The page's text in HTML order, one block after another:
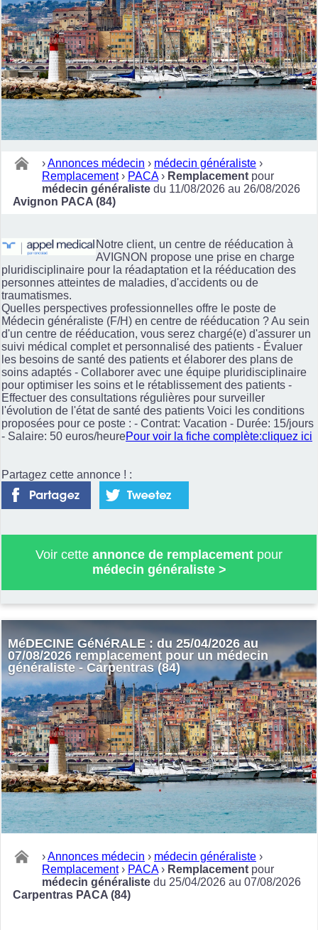
›Annonces médecin › médecin généraliste ›
Remplacement › PACA › Remplacement pour
médecin généraliste du 11/08/2026 au 26/08/2026
Avignon PACA (84)
Notre client, un centre de rééducation à
AVIGNON propose une prise en charge
pluridisciplinaire pour la réadaptation et la rééducation des
personnes atteintes de maladies, d'accidents ou de
traumatismes.
Quelles perspectives professionnelles offre le poste de
Médecin généraliste (F/H) en centre de rééducation ? Au sein
d'un centre de rééducation, vous serez chargé(e) d'assurer un
suivi médical complet et personnalisé des patients - Évaluer
les besoins de santé des patients et élaborer des plans de
soins adaptés - Collaborer avec une équipe pluridisciplinaire
pour optimiser les soins et le rétablissement des patients -
Effectuer des consultations régulières pour surveiller
l'évolution de l'état de santé des patients Voici les conditions
proposées pour ce poste : - Contrat: Vacation - Durée: 15/jours
- Salaire: 50 euros/heurePour voir la fiche complète:cliquez ici
Partagez cette annonce ! :
Voir cette annonce de remplacement pour
médecin généraliste>
MéDECINE GéNéRALE : du 25/04/2026 au
07/08/2026 remplacement pour un médecin
généraliste - Carpentras (84)
›Annonces médecin › médecin généraliste ›
Remplacement › PACA › Remplacement pour
médecin généraliste du 25/04/2026 au 07/08/2026
Carpentras PACA (84)